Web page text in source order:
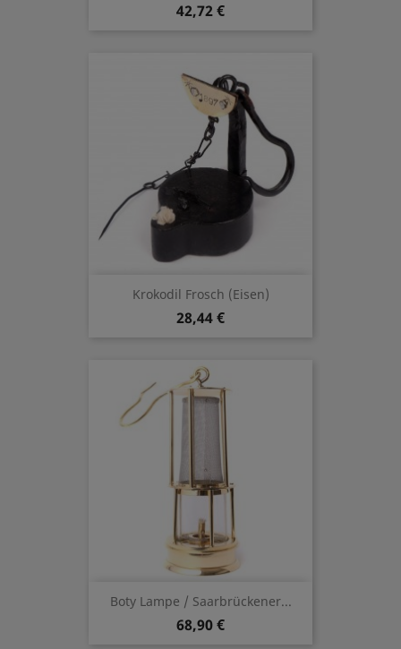
42,72 €
Krokodil Frosch (Eisen)
28,44 €
Boty Lampe / Saarbrückener...
68,90 €